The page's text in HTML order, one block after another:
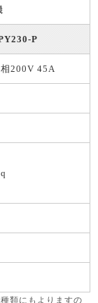
P
200V 45A
類にもよりますの